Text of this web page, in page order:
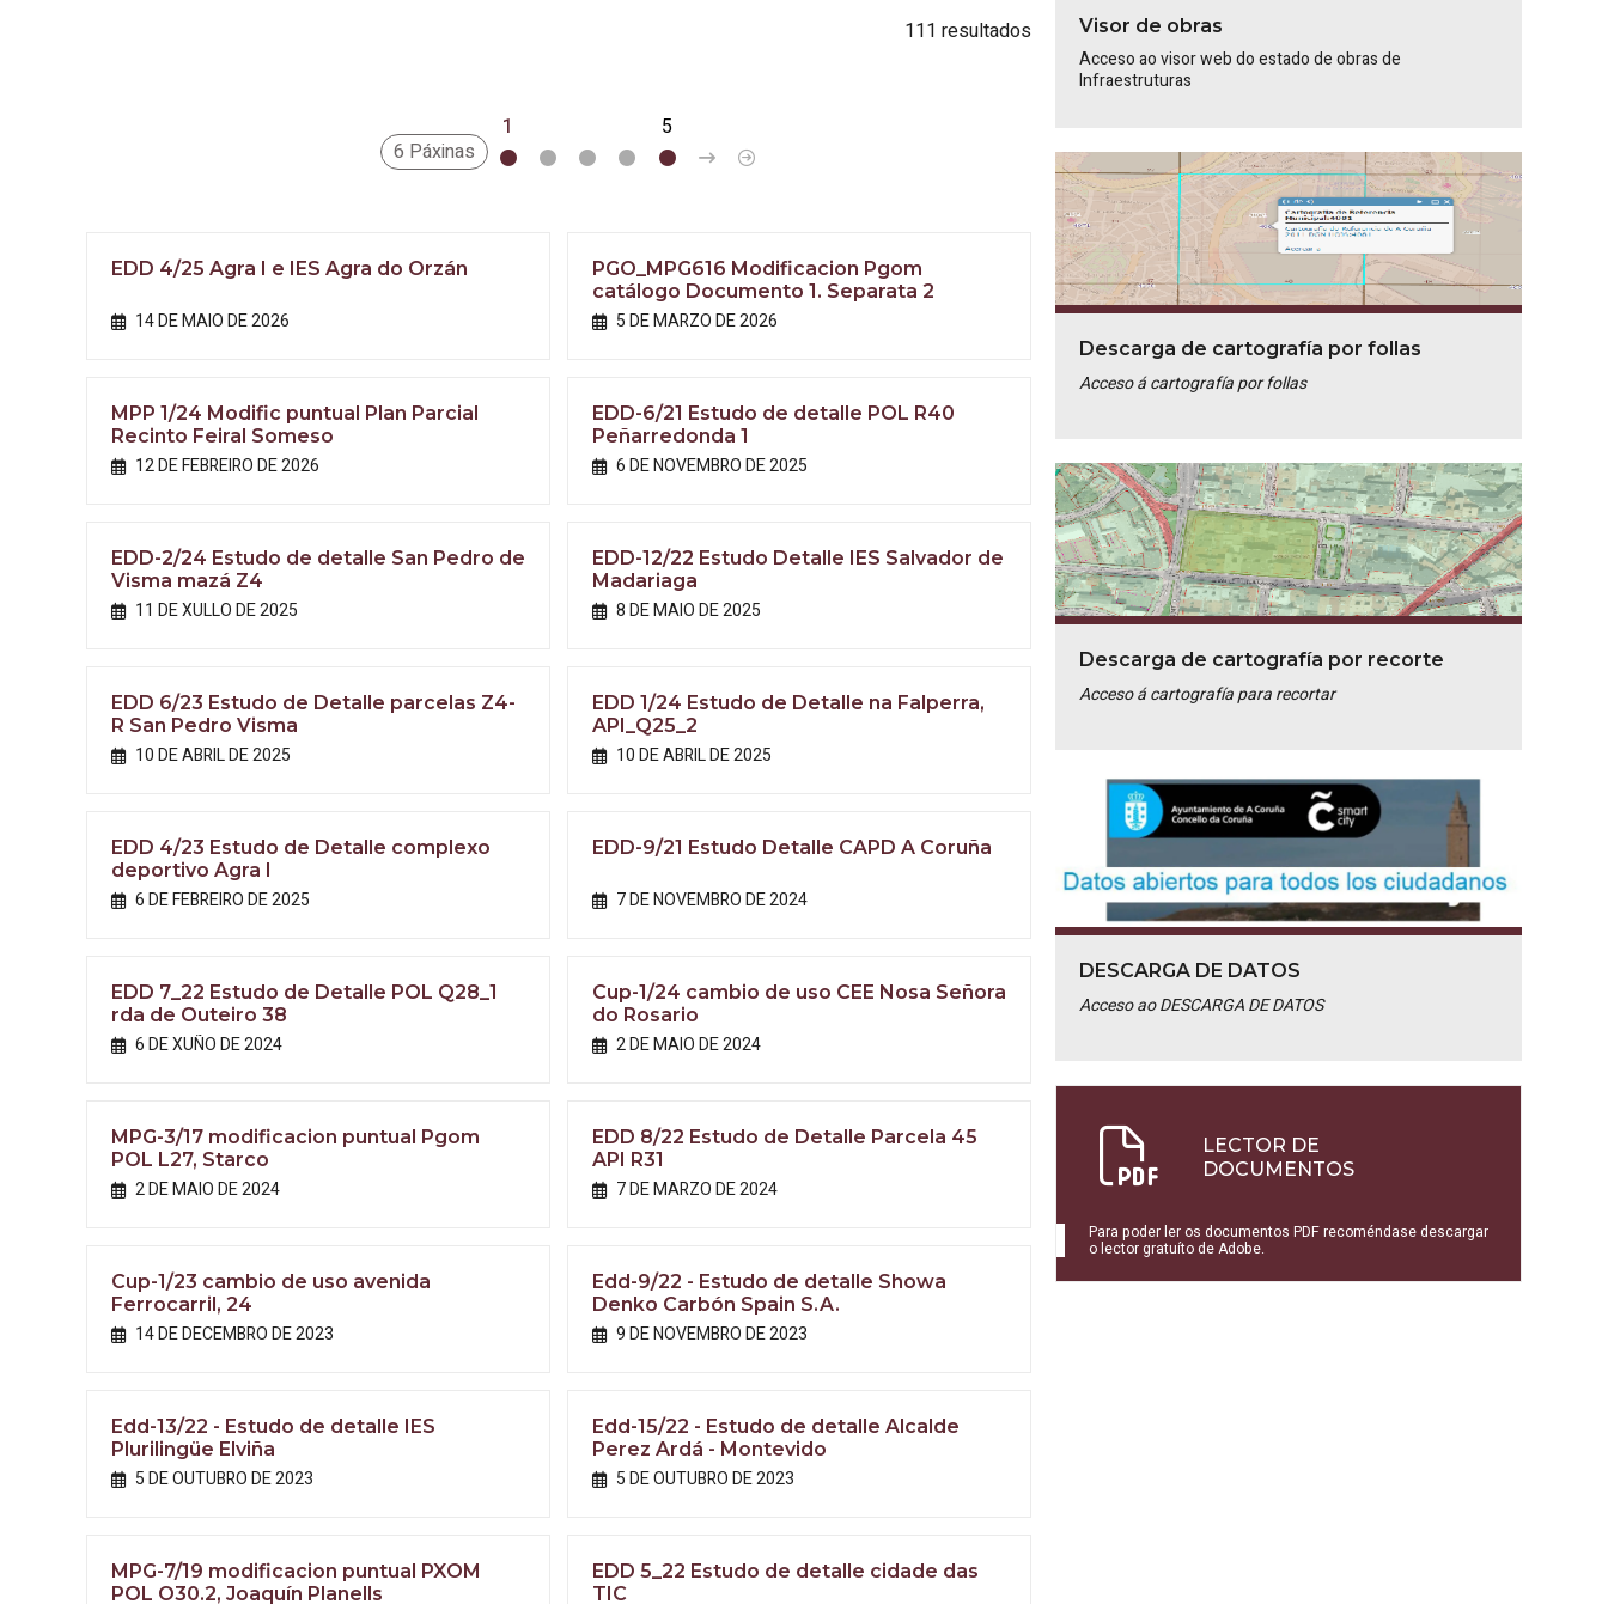
111 resultados
6 Páxinas
1 5
EDD 4/25 Agra I e IES Agra do Orzán
14 DE MAIO DE 2026
PGO_MPG616 Modificacion Pgom
catálogo Documento 1. Separata 2
5 DE MARZO DE 2026
MPP 1/24 Modific puntual Plan Parcial
Recinto Feiral Someso
12 DE FEBREIRO DE 2026
EDD-6/21 Estudo de detalle POL R40
Peñarredonda 1
6 DE NOVEMBRO DE 2025
EDD-2/24 Estudo de detalle San Pedro de
Visma mazá Z4
11 DE XULLO DE 2025
EDD-12/22 Estudo Detalle IES Salvador de
Madariaga
8 DE MAIO DE 2025
EDD 6/23 Estudo de Detalle parcelas Z4-
R San Pedro Visma
10 DE ABRIL DE 2025
EDD 1/24 Estudo de Detalle na Falperra,
API_Q25_2
10 DE ABRIL DE 2025
EDD 4/23 Estudo de Detalle complexo
deportivo Agra I
6 DE FEBREIRO DE 2025
EDD-9/21 Estudo Detalle CAPD A Coruña
7 DE NOVEMBRO DE 2024
EDD 7_22 Estudo de Detalle POL Q28_1
rda de Outeiro 38
6 DE XUÑO DE 2024
Cup-1/24 cambio de uso CEE Nosa Señora
do Rosario
2 DE MAIO DE 2024
MPG-3/17 modificacion puntual Pgom
POL L27, Starco
2 DE MAIO DE 2024
EDD 8/22 Estudo de Detalle Parcela 45
API R31
7 DE MARZO DE 2024
Cup-1/23 cambio de uso avenida
Ferrocarril, 24
14 DE DECEMBRO DE 2023
Edd-9/22 - Estudo de detalle Showa
Denko Carbón Spain S.A.
9 DE NOVEMBRO DE 2023
Edd-13/22 - Estudo de detalle IES
Plurilingüe Elviña
5 DE OUTUBRO DE 2023
Edd-15/22 - Estudo de detalle Alcalde
Perez Ardá - Montevido
5 DE OUTUBRO DE 2023
MPG-7/19 modificacion puntual PXOM
POL O30.2, Joaquín Planells
EDD 5_22 Estudo de detalle cidade das
TIC
Visor de obras
Acceso ao visor web do estado de obras de
Infraestruturas
Descarga de cartografía por follas
Acceso á cartografía por follas
Descarga de cartografía por recorte
Acceso á cartografía para recortar
DESCARGA DE DATOS
Acceso ao DESCARGA DE DATOS
LECTOR DE
DOCUMENTOS
Para poder ler os documentos PDF recoméndase descargar
o lector gratuíto de Adobe.